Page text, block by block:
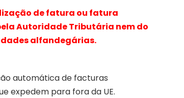
de fatura ou fatura
Autoridade Tributária nem do
alfandegárias.
automática de facturas
expedem para fora da UE.